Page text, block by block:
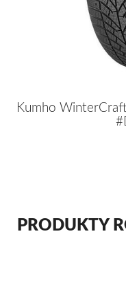
Kumho
PRODUKTY